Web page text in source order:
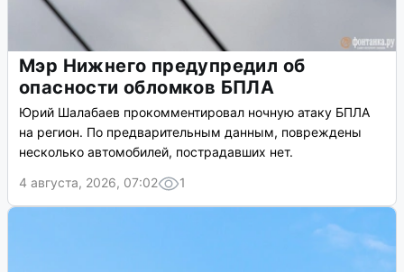
Мэр Нижнего предупредил об
опасности обломков БПЛА
Юрий Шалабаев прокомментировал ночную атаку БПЛА
на регион. По предварительным данным, повреждены
несколько автомобилей, пострадавших нет.
4 августа, 2026, 07:02
1